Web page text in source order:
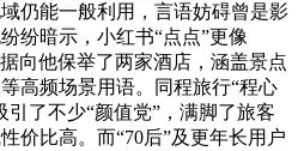
仍能一般利用，言语妨碍曾是影
纷暗示，小红书“点点”更像
向他保举了两家酒店，涵盖景点
高频场景用语。同程旅行“程心
了不少“颜值党”，满脚了旅客
价比高。而“70后”及更年长用户